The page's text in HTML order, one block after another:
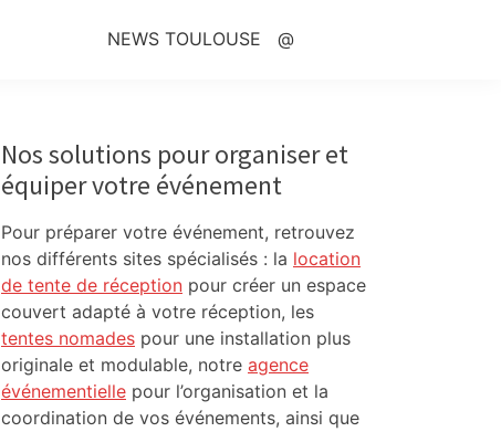
NEWS TOULOUSE @
Sidebar
Nos solutions pour organiser et
équiper votre événement
Pour préparer votre événement, retrouvez
nos différents sites spécialisés : la location
de tente de réception pour créer un espace
couvert adapté à votre réception, les
tentes nomades pour une installation plus
originale et modulable, notre agence
événementielle pour l’organisation et la
coordination de vos événements, ainsi que